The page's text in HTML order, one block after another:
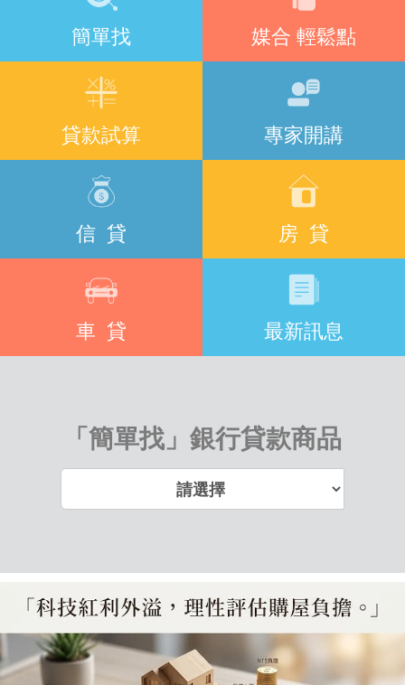
簡單找 媒合 輕鬆點
貸款試算 專家開講
信 貸 房 貸
車 貸 最新訊息
「簡單找」銀行貸款商品